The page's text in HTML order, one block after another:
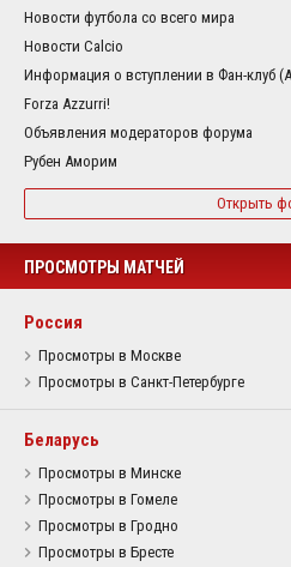
Новости футбола со всего мира
Новости Calcio
Информация о вступлении в Фан-клуб
Forza Azzurri!
Объявления модераторов форума
Рубен Аморим
Открыть
ПРОСМОТРЫ МАТЧЕЙ
Россия
Просмотры в Москве
Просмотры в Санкт-Петербурге
Беларусь
Просмотры в Минске
Просмотры в Гомеле
Просмотры в Гродно
Просмотры в Бресте